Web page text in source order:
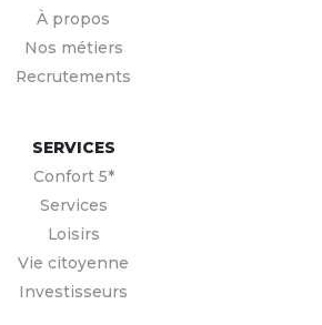
À propos
Nos métiers
Recrutements
SERVICES
Confort 5*
Services
Loisirs
Vie citoyenne
Investisseurs